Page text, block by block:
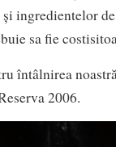
ingredientelor
sa fie
întâlnirea
2006.